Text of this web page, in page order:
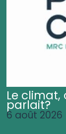
Le climat,
parlait?
6 août 2026